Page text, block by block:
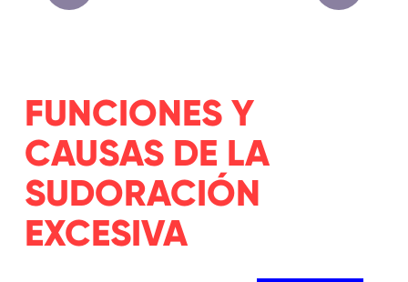
FUNCIONES Y
CAUSAS DE LA
SUDORACIÓN
EXCESIVA